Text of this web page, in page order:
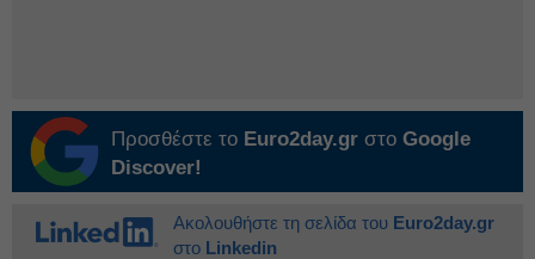
Προσθέστε το Euro2day.gr στο Google
Discover!
Ακολουθήστε τη σελίδα του Euro2day.gr
στο Linkedin